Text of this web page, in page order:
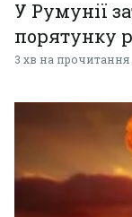
У Румунії
порятунку
3 хв на прочитання